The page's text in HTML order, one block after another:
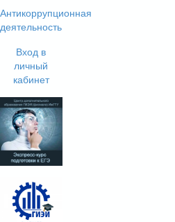
Антикоррупционная
деятельность
Вход в
личный
кабинет